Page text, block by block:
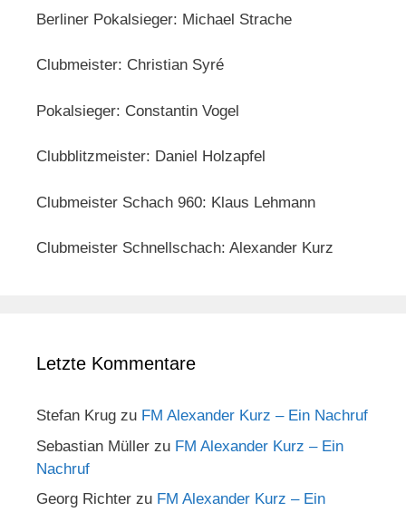
Berliner Pokalsieger: Michael Strache
Clubmeister: Christian Syré
Pokalsieger: Constantin Vogel
Clubblitzmeister: Daniel Holzapfel
Clubmeister Schach 960: Klaus Lehmann
Clubmeister Schnellschach: Alexander Kurz
Letzte Kommentare
Stefan Krug zu FM Alexander Kurz – Ein Nachruf
Sebastian Müller zu FM Alexander Kurz – Ein
Nachruf
Georg Richter zu FM Alexander Kurz – Ein